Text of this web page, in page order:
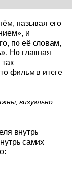
называя его
и
по её словам,
Но главная
фильм в итоге
визуально
внутрь
самих